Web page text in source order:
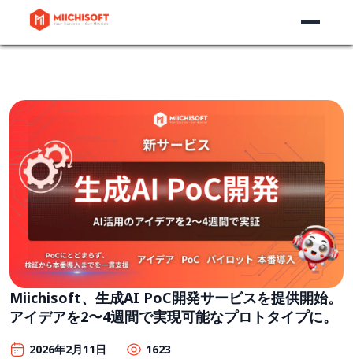
Miichisoft、生成AI PoC開発サービスを提供開始。
アイデアを2〜4週間で実現可能なプロトタイプに。
2026年2月11日 1623